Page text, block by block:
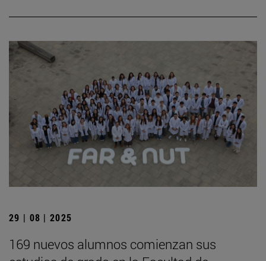
29 | 08 | 2025
169 nuevos alumnos comienzan sus